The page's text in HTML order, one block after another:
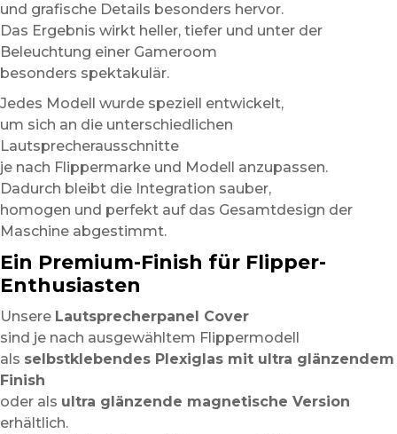
und grafische Details besonders hervor.
Das Ergebnis wirkt heller, tiefer und unter der
Beleuchtung einer Gameroom
besonders spektakulär.
Jedes Modell wurde speziell entwickelt,
um sich an die unterschiedlichen
Lautsprecherausschnitte
je nach Flippermarke und Modell anzupassen.
Dadurch bleibt die Integration sauber,
homogen und perfekt auf das Gesamtdesign der
Maschine abgestimmt.
Ein Premium-Finish für Flipper-
Enthusiasten
Unsere Lautsprecherpanel Cover
sind je nach ausgewähltem Flippermodell
als selbstklebendes Plexiglas mit ultra glänzendem
Finish
oder als ultra glänzende magnetische Version
erhältlich.